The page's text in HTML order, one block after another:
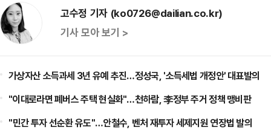
고수정 기자 (ko0726@dailian.co.kr)
기사 모아 보기 >
가상자산 소득과세 3년 유예 추진…정성국, '소득세법 개정안' 대표발의
"이대로라면 폐버스 주택 현실화"…천하람, 李정부 주거 정책 맹비판
​"민간 투자 선순환 유도"…안철수, 벤처 재투자 세제지원 연장법 발의